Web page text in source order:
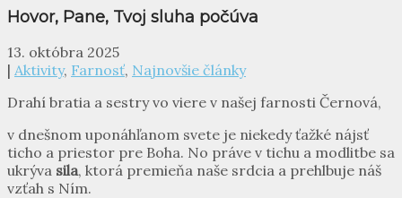
Hovor, Pane, Tvoj sluha počúva
13. októbra 2025
| Aktivity, Farnosť, Najnovšie články
Drahí bratia a sestry vo viere v našej farnosti Černová,
v dnešnom uponáhľanom svete je niekedy ťažké nájsť
ticho a priestor pre Boha. No práve v tichu a modlitbe sa
ukrýva sila, ktorá premieňa naše srdcia a prehlbuje náš
vzťah s Ním.